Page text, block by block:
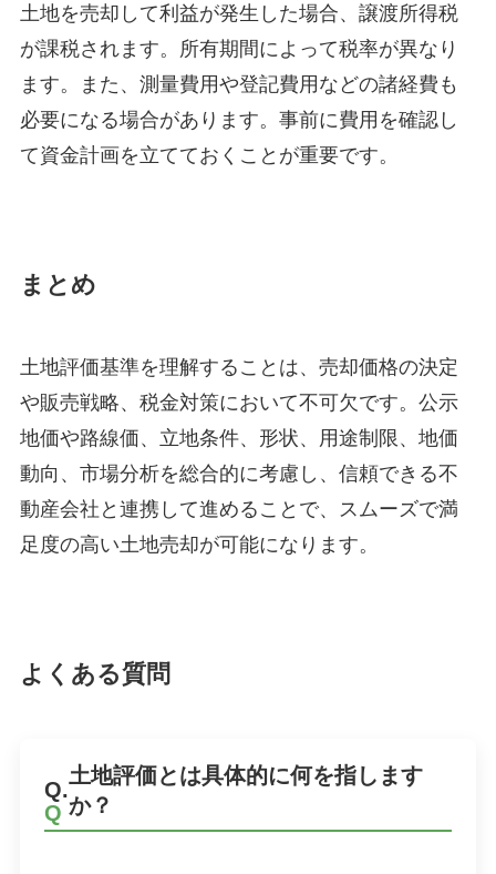
土地を売却して利益が発生した場合、譲渡所得税
が課税されます。所有期間によって税率が異なり
ます。また、測量費用や登記費用などの諸経費も
必要になる場合があります。事前に費用を確認し
て資金計画を立てておくことが重要です。
まとめ
土地評価基準を理解することは、売却価格の決定
や販売戦略、税金対策において不可欠です。公示
地価や路線価、立地条件、形状、用途制限、地価
動向、市場分析を総合的に考慮し、信頼できる不
動産会社と連携して進めることで、スムーズで満
足度の高い土地売却が可能になります。
よくある質問
Q.
土地評価とは具体的に何を指します
か？